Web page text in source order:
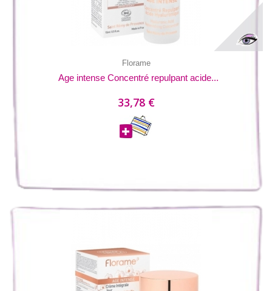
Florame
Age intense Concentré repulpant acide...
33,78 €